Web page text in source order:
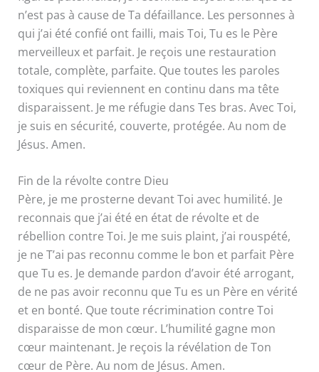
n’est pas à cause de Ta défaillance. Les personnes à
qui j’ai été confié ont failli, mais Toi, Tu es le Père
merveilleux et parfait. Je reçois une restauration
totale, complète, parfaite. Que toutes les paroles
toxiques qui reviennent en continu dans ma tête
disparaissent. Je me réfugie dans Tes bras. Avec Toi,
je suis en sécurité, couverte, protégée. Au nom de
Jésus. Amen.
Fin de la révolte contre Dieu
Père, je me prosterne devant Toi avec humilité. Je
reconnais que j’ai été en état de révolte et de
rébellion contre Toi. Je me suis plaint, j’ai rouspété,
je ne T’ai pas reconnu comme le bon et parfait Père
que Tu es. Je demande pardon d’avoir été arrogant,
de ne pas avoir reconnu que Tu es un Père en vérité
et en bonté. Que toute récrimination contre Toi
disparaisse de mon cœur. L’humilité gagne mon
cœur maintenant. Je reçois la révélation de Ton
cœur de Père. Au nom de Jésus. Amen.